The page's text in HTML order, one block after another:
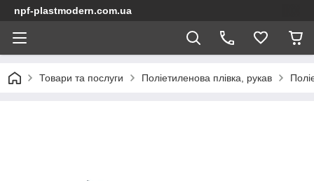
npf-plastmodern.com.ua
Товари та послуги Поліетиленова плівка, рукав